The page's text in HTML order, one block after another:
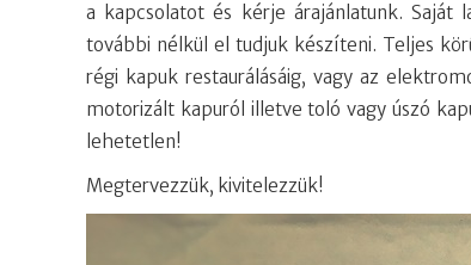
a kapcsolatot és kérje árajánlatunk. Saját
további nélkül el tudjuk készíteni. Teljes
régi kapuk restaurálásáig, vagy az
motorizált kapuról illetve toló vagy úszó
lehetetlen!
Megtervezzük, kivitelezzük!